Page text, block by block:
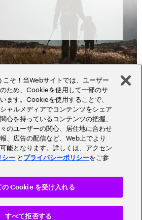
タマーエクスペリエンス
規制対応・リスク管理
そ！当Webサイトでは、ユーザー
ため、Cookieを使用して一部のサ
ます。Cookieを使用することで、
ャルメディアでコンテンツをシェア
心を持っているコンテンツの把握、
のユーザーの関心、居住地に合わせ
、広告の配信など、Web上でより
能となります。詳しくは、アクセン
ー と プライバシーポリシーをご参
すべて拒否する
の Cookie を受け入れる